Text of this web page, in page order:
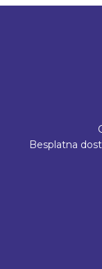
Besplatna